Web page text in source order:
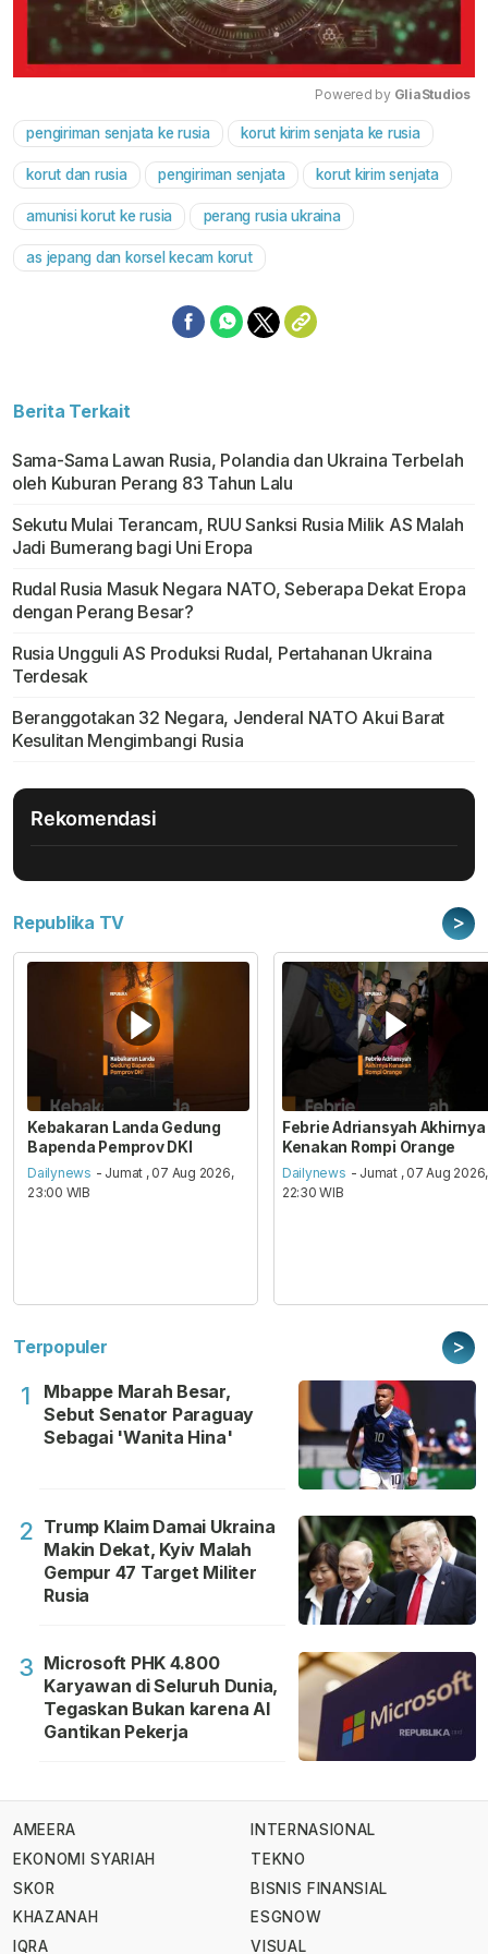
Mute
Powered by GliaStudios
pengiriman senjata ke rusia korut kirim senjata ke rusia
korut dan rusia pengiriman senjata korut kirim senjata
amunisi korut ke rusia perang rusia ukraina
as jepang dan korsel kecam korut
Berita Terkait
Sama-Sama Lawan Rusia, Polandia dan Ukraina Terbelah
oleh Kuburan Perang 83 Tahun Lalu
Sekutu Mulai Terancam, RUU Sanksi Rusia Milik AS Malah
Jadi Bumerang bagi Uni Eropa
Rudal Rusia Masuk Negara NATO, Seberapa Dekat Eropa
dengan Perang Besar?
Rusia Ungguli AS Produksi Rudal, Pertahanan Ukraina
Terdesak
Beranggotakan 32 Negara, Jenderal NATO Akui Barat
Kesulitan Mengimbangi Rusia
Rekomendasi
Republika TV >
Kebakaran Landa Gedung
Bapenda Pemprov DKI
Dailynews - Jumat , 07 Aug 2026,
23:00 WIB
Febrie Adriansyah Akhirnya
Kenakan Rompi Orange
Dailynews - Jumat , 07 Aug 2026,
22:30 WIB
Terpopuler >
1
Mbappe Marah Besar,
Sebut Senator Paraguay
Sebagai 'Wanita Hina'
2 Trump Klaim Damai Ukraina
Makin Dekat, Kyiv Malah
Gempur 47 Target Militer
Rusia
3 Microsoft PHK 4.800
Karyawan di Seluruh Dunia,
Tegaskan Bukan karena AI
Gantikan Pekerja
AMEERA
EKONOMI SYARIAH
SKOR
KHAZANAH
IQRA
INTERNASIONAL
TEKNO
BISNIS FINANSIAL
ESGNOW
VISUAL